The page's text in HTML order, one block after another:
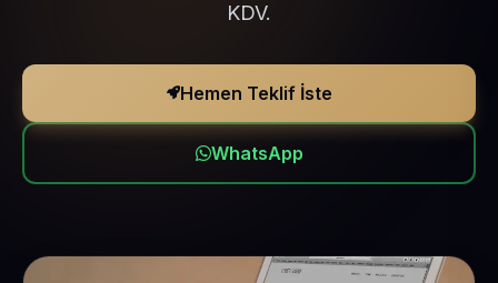
KDV.
Hemen Teklif İste
WhatsApp